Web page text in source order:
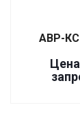
АВР-КС